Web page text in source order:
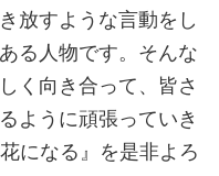
放すような言動をし
る人物です。そんな
く向き合って、皆さ
ように頑張っていき
になる』を是非よろ